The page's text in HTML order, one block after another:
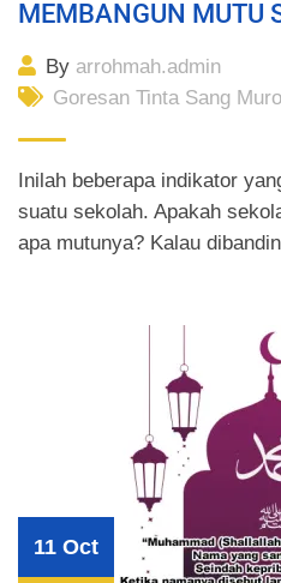
MEMBANGUN MUTU
By arrohmah.admin
Goresan Tinta Sang
Inilah beberapa indikator
suatu sekolah. Apakah
apa mutunya? Kalau
11 Oct